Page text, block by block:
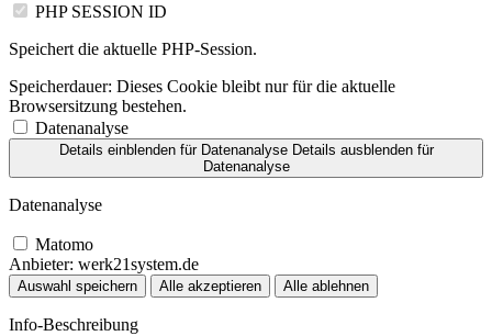
PHP SESSION ID
Speichert die aktuelle PHP-Session.
Speicherdauer: Dieses Cookie bleibt nur für die aktuelle
Browsersitzung bestehen.
Datenanalyse
Details einblendenfür Datenanalyse Details ausblendenfür
Datenanalyse
Datenanalyse
Matomo
Anbieter: werk21system.de
Auswahl speichern Alle akzeptieren Alle ablehnen
Info-Beschreibung